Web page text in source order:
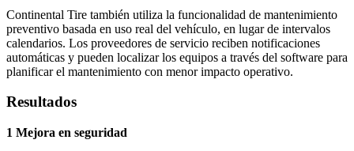
Continental Tire también utiliza la funcionalidad de mantenimiento
preventivo basada en uso real del vehículo, en lugar de intervalos
calendarios. Los proveedores de servicio reciben notificaciones
automáticas y pueden localizar los equipos a través del software para
planificar el mantenimiento con menor impacto operativo.
Resultados
1 Mejora en seguridad